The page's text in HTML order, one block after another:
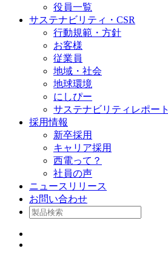
役員一覧
サステナビリティ・CSR
行動規範・方針
お客様
従業員
地域・社会
地球環境
にしぴー
サステナビリティレポート
採用情報
新卒採用
キャリア採用
西電って？
社員の声
ニュースリリース
お問い合わせ